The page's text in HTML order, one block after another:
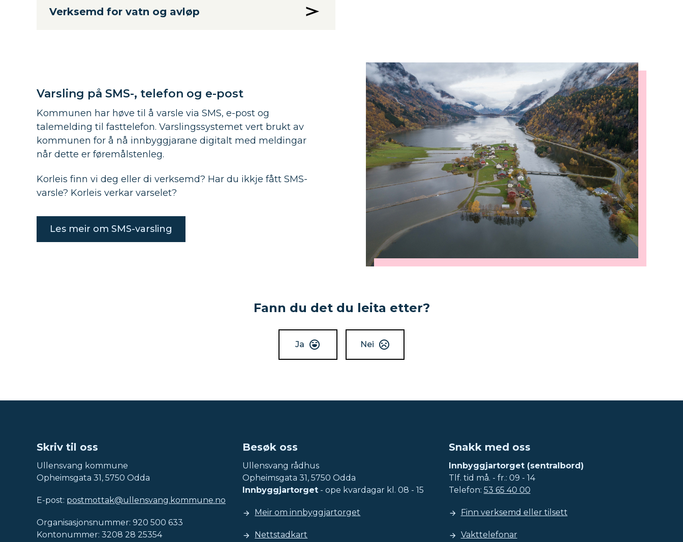
Verksemd for vatn og avløp
Varsling på SMS-, telefon og e-post
Kommunen har høve til å varsle via SMS, e-post og
talemelding til fasttelefon. Varslingssystemet vert brukt av
kommunen for å nå innbyggjarane digitalt med meldingar
når dette er føremålstenleg.
Korleis finn vi deg eller di verksemd? Har du ikkje fått SMS-
varsle? Korleis verkar varselet?
Les meir om SMS-varsling
Fann du det du leita etter?
Ja Nei
Skriv til oss
Ullensvang kommune
Opheimsgata 31, 5750 Odda
E-post: postmottak@ullensvang.kommune.no
Organisasjonsnummer: 920 500 633
Kontonummer: 3208 28 25354
Besøk oss
Ullensvang rådhus
Opheimsgata 31, 5750 Odda
Innbyggjartorget - ope kvardagar kl. 08 - 15
Meir om innbyggjartorget
Nettstadkart
Snakk med oss
Innbyggjartorget (sentralbord)
Tlf. tid må. - fr.: 09 - 14
Telefon: 53 65 40 00
Finn verksemd eller tilsett
Vakttelefonar